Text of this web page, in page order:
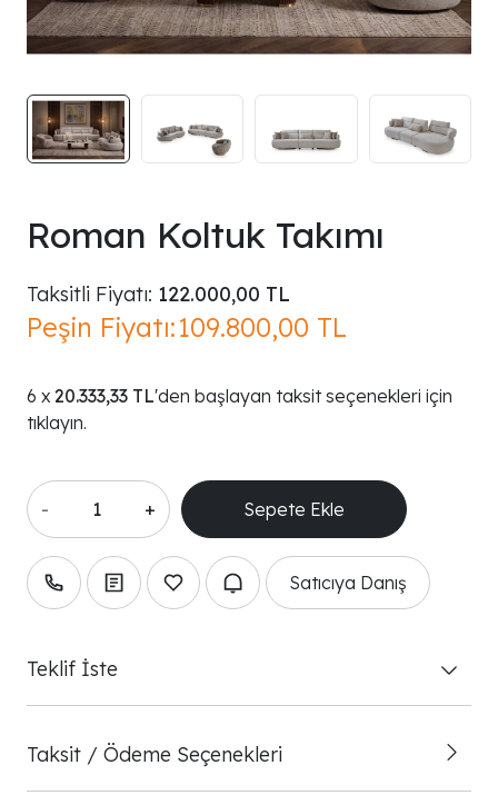
Roman Koltuk Takımı
Taksitli Fiyatı: 122.000,00 TL
Peşin Fiyatı:109.800,00 TL
20.333,33 TL'den başlayan taksit seçenekleri için
tıklayın.
- +
Satıcıya Danış
Teklif İste
Taksit / Ödeme Seçenekleri